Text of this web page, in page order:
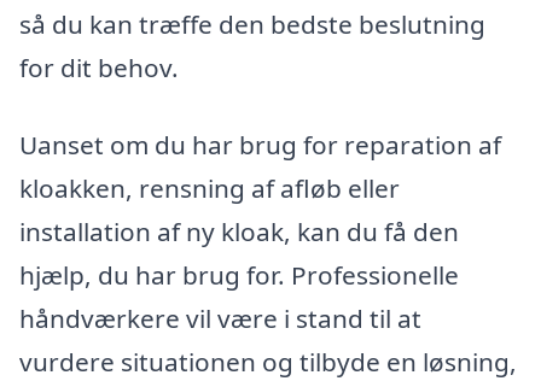
så du kan træffe den bedste beslutning
for dit behov.
Uanset om du har brug for reparation af
kloakken, rensning af afløb eller
installation af ny kloak, kan du få den
hjælp, du har brug for. Professionelle
håndværkere vil være i stand til at
vurdere situationen og tilbyde en løsning,